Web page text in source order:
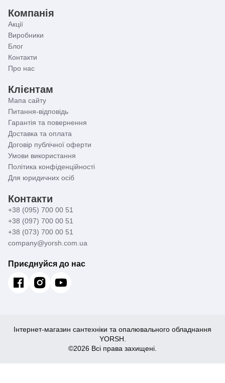
Компанія
Акції
Виробники
Блог
Контакти
Про нас
Клієнтам
Мапа сайту
Питання-відповідь
Гарантія та повернення
Доставка та оплата
Договір публічної оферти
Умови використання
Політика конфіденційності
Для юридичних осіб
Контакти
+38 (095) 700 00 51
+38 (097) 700 00 51
+38 (073) 700 00 51
company@yorsh.com.ua
Приєднуйся до нас
Інтернет-магазин сантехніки та опалювального обладнання
YORSH.
©2026 Всі права захищені.